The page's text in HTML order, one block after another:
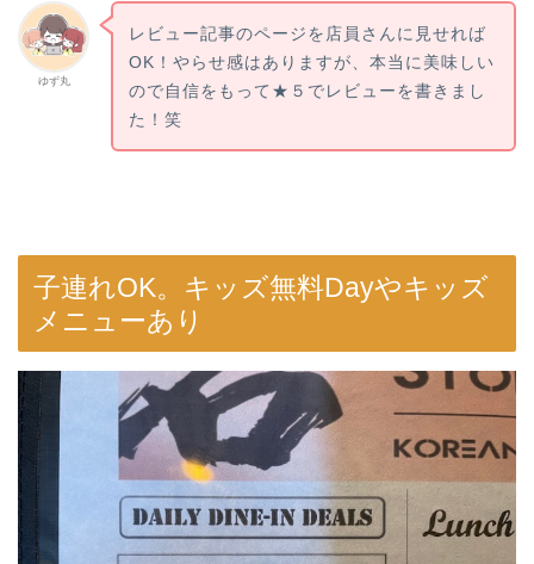
ゆず丸
レビュー記事のページを店員さんに見せれば
OK！やらせ感はありますが、本当に美味しい
ので自信をもって★５でレビューを書きまし
た！笑
子連れOK。キッズ無料Dayやキッズ
メニューあり